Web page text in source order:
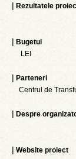
| Rezultatele
| Bugetul
LEI
| Parteneri
Centrul de
| Despre
| Website proiect